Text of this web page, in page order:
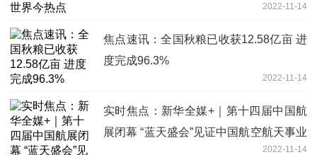
2022-11-14
焦点速讯：全国秋粮已收获12.58亿亩 进
度完成96.3%
2022-11-14
实时焦点：新华全媒+｜第十四届中国航
展闭幕 “蓝天盛会”见证中国航空航天事业
2022-11-14